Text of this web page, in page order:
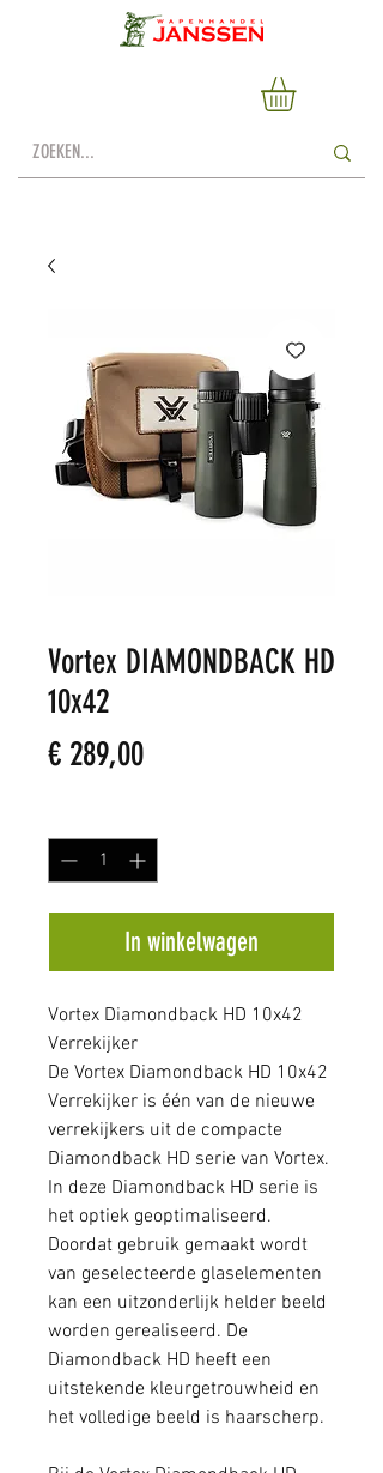
Vortex DIAMONDBACK HD
10x42
€ 289,00Prijs
In winkelwagen
Vortex Diamondback HD 10x42
Verrekijker
De Vortex Diamondback HD 10x42
Verrekijker is één van de nieuwe
verrekijkers uit de compacte
Diamondback HD serie van Vortex.
In deze Diamondback HD serie is
het optiek geoptimaliseerd.
Doordat gebruik gemaakt wordt
van geselecteerde glaselementen
kan een uitzonderlijk helder beeld
worden gerealiseerd. De
Diamondback HD heeft een
uitstekende kleurgetrouwheid en
het volledige beeld is haarscherp.